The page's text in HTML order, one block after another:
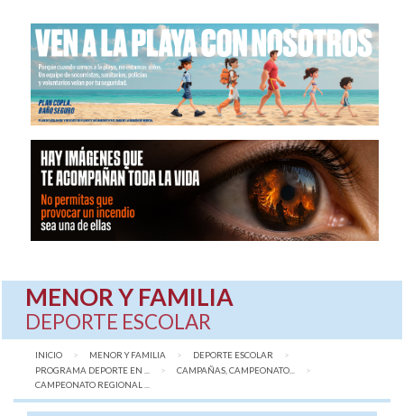
MENOR Y FAMILIA
DEPORTE ESCOLAR
INICIO MENOR Y FAMILIA
DEPORTE ESCOLAR
PROGRAMA DEPORTE EN ...
CAMPAÑAS, CAMPEONATO...
AQUÍ:
CAMPEONATO REGIONAL ...